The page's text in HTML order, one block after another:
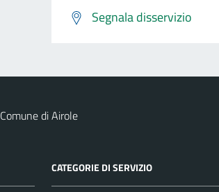
Segnala disservizio
Comune di Airole
CATEGORIE DI SERVIZIO